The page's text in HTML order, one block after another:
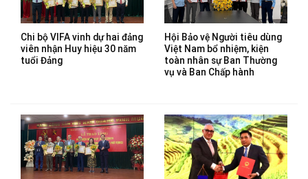
Chi bộ VIFA vinh dự hai đảng
viên nhận Huy hiệu 30 năm
tuổi Đảng
Hội Bảo vệ Người tiêu dùng
Việt Nam bổ nhiệm, kiện
toàn nhân sự Ban Thường
vụ và Ban Chấp hành